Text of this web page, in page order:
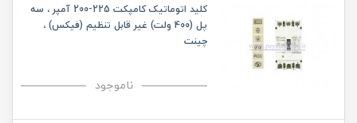
کلید اتوماتیک کامپکت 225-200 آمپر ، سه
پل (400 ولت) غیر قابل تنظیم (فیکس) ،
چینت
ناموجود